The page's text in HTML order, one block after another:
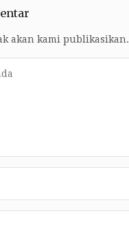
akan kami publikasikan.